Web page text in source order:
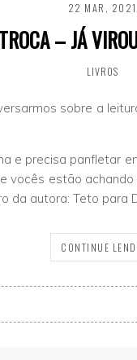
22 MAR, 2021
– JÁ
LIVROS
sobre a
e precisa panfletar
vocês estão
da autora: Teto para
CONTINUE